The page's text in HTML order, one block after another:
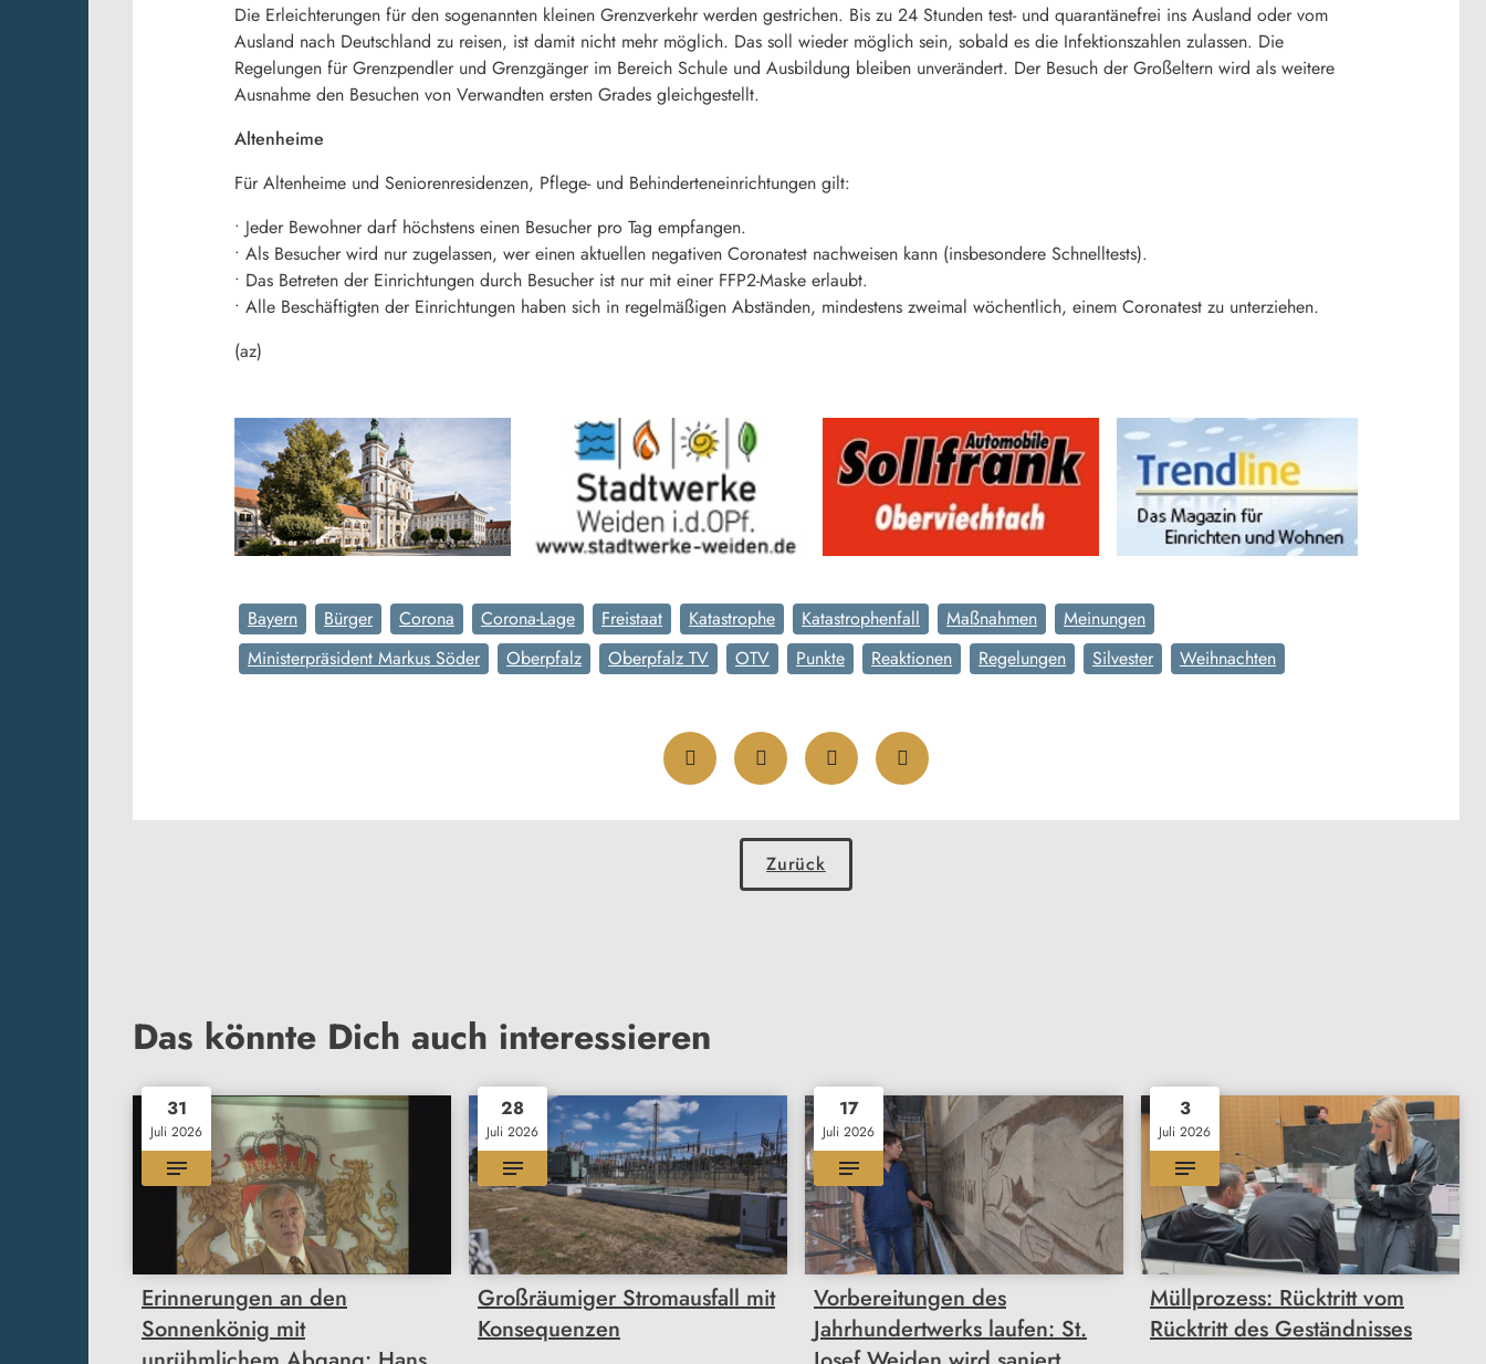
Die Erleichterungen für den sogenannten kleinen Grenzverkehr werden gestrichen. Bis zu 24 Stunden test- und quarantänefrei ins Ausland oder vom
Ausland nach Deutschland zu reisen, ist damit nicht mehr möglich. Das soll wieder möglich sein, sobald es die Infektionszahlen zulassen. Die
Regelungen für Grenzpendler und Grenzgänger im Bereich Schule und Ausbildung bleiben unverändert. Der Besuch der Großeltern wird als weitere
Ausnahme den Besuchen von Verwandten ersten Grades gleichgestellt.
Altenheime
Für Altenheime und Seniorenresidenzen, Pflege- und Behinderteneinrichtungen gilt:
• Jeder Bewohner darf höchstens einen Besucher pro Tag empfangen.
• Als Besucher wird nur zugelassen, wer einen aktuellen negativen Coronatest nachweisen kann (insbesondere Schnelltests).
• Das Betreten der Einrichtungen durch Besucher ist nur mit einer FFP2-Maske erlaubt.
• Alle Beschäftigten der Einrichtungen haben sich in regelmäßigen Abständen, mindestens zweimal wöchentlich, einem Coronatest zu unterziehen.
(az)
Bayern Bürger Corona Corona-Lage Freistaat Katastrophe Katastrophenfall Maßnahmen
Meinungen
Ministerpräsident Markus Söder
Oberpfalz Oberpfalz TV OTV Punkte Reaktionen Regelungen Silvester Weihnachten
Zurück
Das könnte Dich auch interessieren
31
Juli 2026
Erinnerungen an den
Sonnenkönig mit
28
Juli 2026
Großräumiger Stromausfall mit
Konsequenzen
17
Juli 2026
Vorbereitungen des
Jahrhundertwerks laufen: St.
3
Juli 2026
Müllprozess: Rücktritt vom
Rücktritt des Geständnisses